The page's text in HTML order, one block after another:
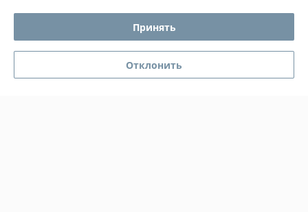
Полная версия сайта
Политика обработки cookies
Принять
Отклонить